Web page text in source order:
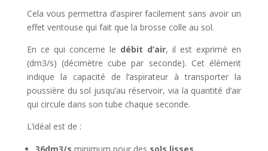
Cela vous permettra d’aspirer facilement sans avoir un
effet ventouse qui fait que la brosse colle au sol.
En ce qui concerne le débit d’air, il est exprimé en
(dm3/s) (décimètre cube par seconde). Cet élément
indique la capacité de l’aspirateur à transporter la
poussière du sol jusqu’au réservoir, via la quantité d‘air
qui circule dans son tube chaque seconde.
L’idéal est de :